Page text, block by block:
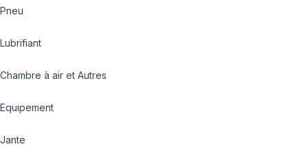
Pneu
Lubrifiant
Chambre à air et Autres
Equipement
Jante